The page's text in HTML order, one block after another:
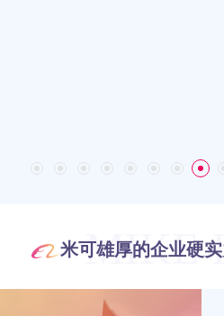
MIKE
米可雄厚的企业硬实